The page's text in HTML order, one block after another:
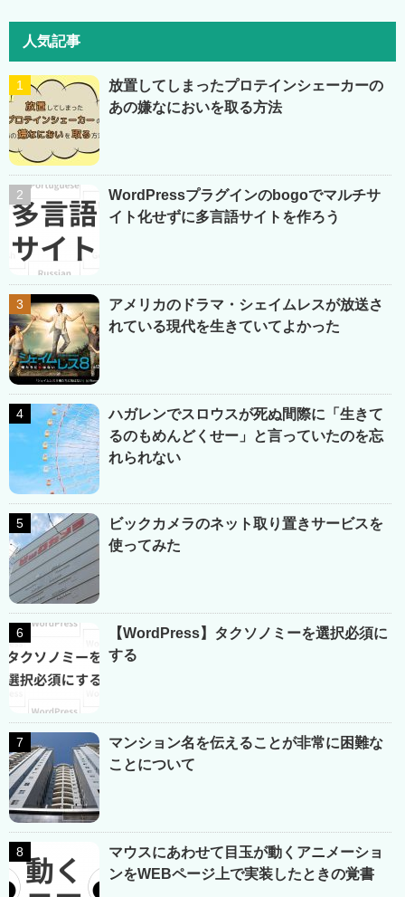
人気記事
放置してしまったプロテインシェーカーの
あの嫌なにおいを取る方法
WordPressプラグインのbogoでマルチサ
イト化せずに多言語サイトを作ろう
アメリカのドラマ・シェイムレスが放送さ
れている現代を生きていてよかった
ハガレンでスロウスが死ぬ間際に「生きて
るのもめんどくせー」と言っていたのを忘
れられない
ビックカメラのネット取り置きサービスを
使ってみた
【WordPress】タクソノミーを選択必須に
する
マンション名を伝えることが非常に困難な
ことについて
マウスにあわせて目玉が動くアニメーショ
ンをWEBページ上で実装したときの覚書